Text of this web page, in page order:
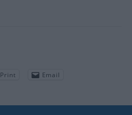
Print Email